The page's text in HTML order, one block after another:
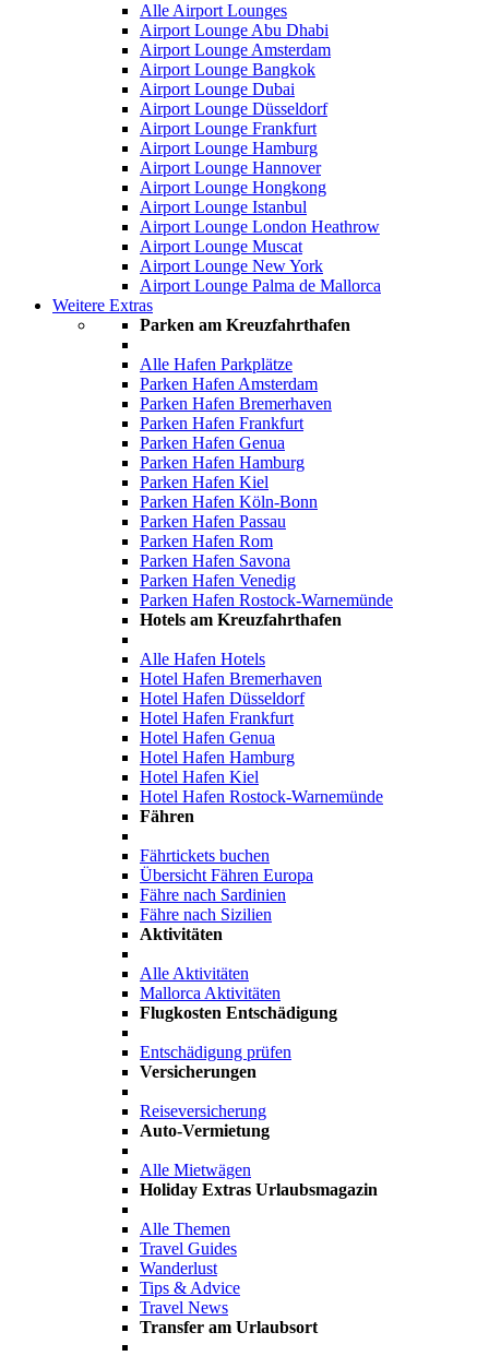
Alle Airport Lounges
Airport Lounge Abu Dhabi
Airport Lounge Amsterdam
Airport Lounge Bangkok
Airport Lounge Dubai
Airport Lounge Düsseldorf
Airport Lounge Frankfurt
Airport Lounge Hamburg
Airport Lounge Hannover
Airport Lounge Hongkong
Airport Lounge Istanbul
Airport Lounge London Heathrow
Airport Lounge Muscat
Airport Lounge New York
Airport Lounge Palma de Mallorca
Weitere Extras
Parken am Kreuzfahrthafen
Alle Hafen Parkplätze
Parken Hafen Amsterdam
Parken Hafen Bremerhaven
Parken Hafen Frankfurt
Parken Hafen Genua
Parken Hafen Hamburg
Parken Hafen Kiel
Parken Hafen Köln-Bonn
Parken Hafen Passau
Parken Hafen Rom
Parken Hafen Savona
Parken Hafen Venedig
Parken Hafen Rostock-Warnemünde
Hotels am Kreuzfahrthafen
Alle Hafen Hotels
Hotel Hafen Bremerhaven
Hotel Hafen Düsseldorf
Hotel Hafen Frankfurt
Hotel Hafen Genua
Hotel Hafen Hamburg
Hotel Hafen Kiel
Hotel Hafen Rostock-Warnemünde
Fähren
Fährtickets buchen
Übersicht Fähren Europa
Fähre nach Sardinien
Fähre nach Sizilien
Aktivitäten
Alle Aktivitäten
Mallorca Aktivitäten
Flugkosten Entschädigung
Entschädigung prüfen
Versicherungen
Reiseversicherung
Auto-Vermietung
Alle Mietwägen
Holiday Extras Urlaubsmagazin
Alle Themen
Travel Guides
Wanderlust
Tips & Advice
Travel News
Transfer am Urlaubsort